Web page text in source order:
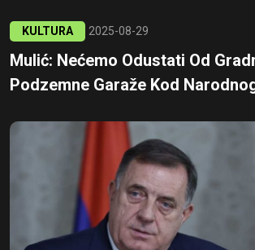
KULTURA 2025-08-29
Mulić: Nećemo Odustati Od
Podzemne Garaže Kod